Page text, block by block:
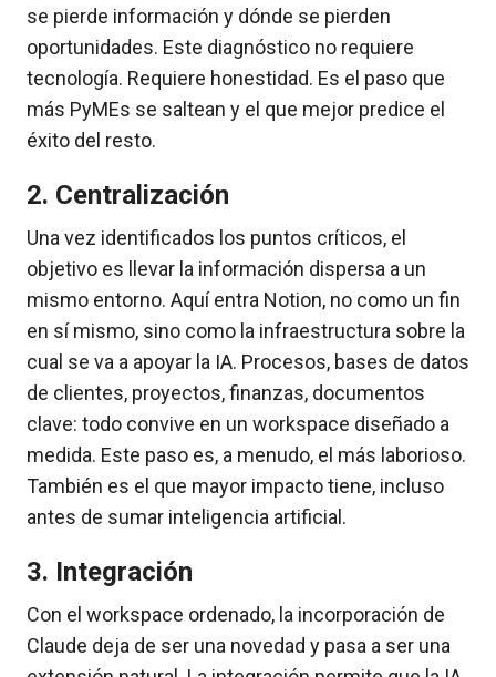
se pierde información y dónde se pierden
oportunidades. Este diagnóstico no requiere
tecnología. Requiere honestidad. Es el paso que
más PyMEs se saltean y el que mejor predice el
éxito del resto.
2. Centralización
Una vez identificados los puntos críticos, el
objetivo es llevar la información dispersa a un
mismo entorno. Aquí entra Notion, no como un fin
en sí mismo, sino como la infraestructura sobre la
cual se va a apoyar la IA. Procesos, bases de datos
de clientes, proyectos, finanzas, documentos
clave: todo convive en un workspace diseñado a
medida. Este paso es, a menudo, el más laborioso.
También es el que mayor impacto tiene, incluso
antes de sumar inteligencia artificial.
3. Integración
Con el workspace ordenado, la incorporación de
Claude deja de ser una novedad y pasa a ser una